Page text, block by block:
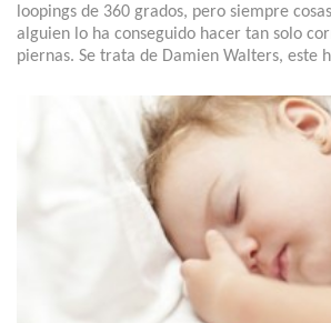
loopings de 360 grados, pero siempre
alguien lo ha conseguido hacer tan solo
piernas. Se trata de Damien Walters, este